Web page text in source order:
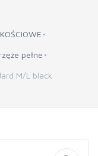
pełne
M/L black